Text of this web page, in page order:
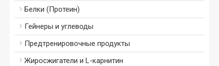
Белки (Протеин)
Гейнеры и углеводы
Предтренировочные продукты
Жиросжигатели и L-карнитин